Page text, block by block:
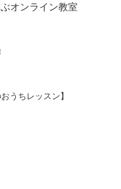
オンライン教室
うちレッスン】